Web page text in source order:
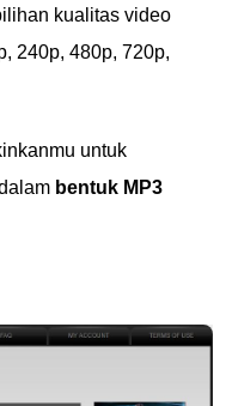
kualitas video
240p, 480p, 720p,
untuk
bentuk MP3